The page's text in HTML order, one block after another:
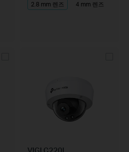
2.8 mm 렌즈 4 mm 렌즈
VIGI C220I